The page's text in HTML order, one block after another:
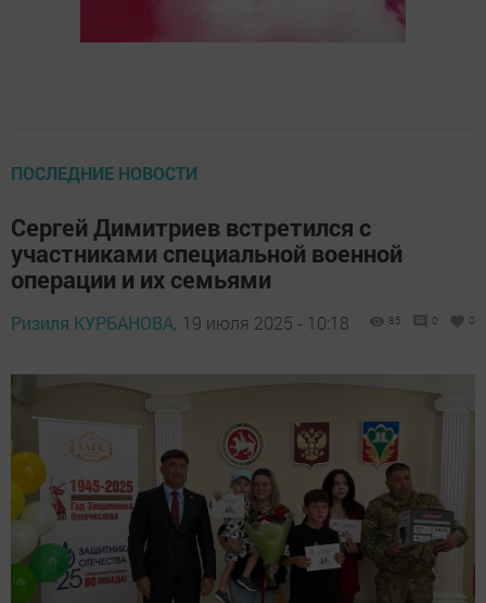
ПОСЛЕДНИЕ НОВОСТИ
Сергей Димитриев встретился с
участниками специальной военной
операции и их семьями
Ризиля КУРБАНОВА, 19 июля 2025 - 10:18 85 0 0